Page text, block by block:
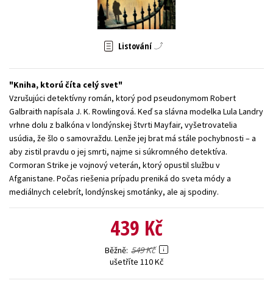
Zahraniční literatura
Všechny tituly
Listování
Kniha, ktorú číta celý svet
Vzrušujúci detektívny román, ktorý pod pseudonymom Robert
Galbraith napísala J. K. Rowlingová. Keď sa slávna modelka Lula Landry
vrhne dolu z balkóna v londýnskej štvrti Mayfair, vyšetrovatelia
usúdia, že šlo o samovraždu. Lenže jej brat má stále pochybnosti – a
aby zistil pravdu o jej smrti, najme si súkromného detektíva.
Cormoran Strike je vojnový veterán, ktorý opustil službu v
Afganistane. Počas riešenia prípadu preniká do sveta módy a
mediálnych celebrít, londýnskej smotánky, ale aj spodiny.
439 Kč
Běžně 549 Kč
ušetříte 110 Kč